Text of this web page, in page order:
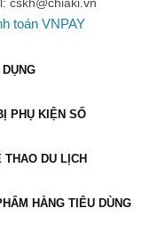
toán VNPAY
PHỤ KIỆN SỐ
THAO DU LỊCH
HÀNG TIÊU DÙNG